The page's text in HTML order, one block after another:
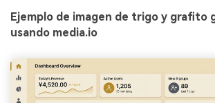
Ejemplo de imagen de trigo y grafito
usando media.io